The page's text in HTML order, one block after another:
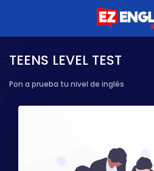
TEENS LEVEL TEST
Pon a prueba tu nivel de inglés